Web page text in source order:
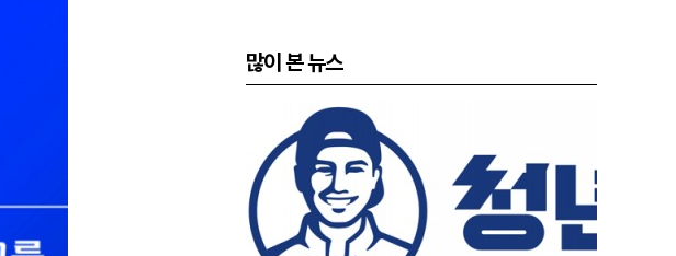
많이 본 뉴스